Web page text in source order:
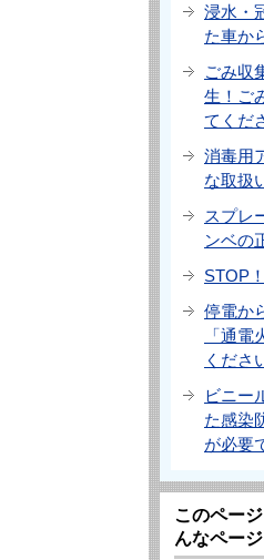
浸水・
た車か
ごみ収
生！ご
てくだ
消毒用
な取扱
スプレ
ンベの
STOP
停電か
「通
くださ
ビニー
た感染
が必要
このペー
んなペー